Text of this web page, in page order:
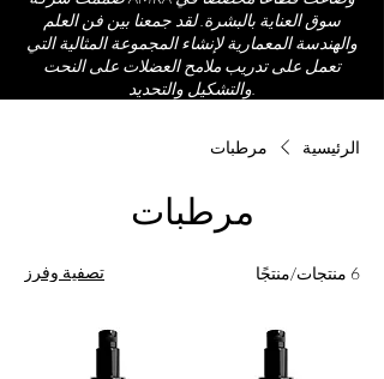
سوق العناية بالبشرة. لقد جمعنا بين فن العلم
والهندسة المعمارية لإنشاء المجموعة المثالية التي
تعمل على تدريب ملامح العضلات على النحت
الرئيسية مرطبات
مرطبات
6 منتجات/منتجًا تصفية وفرز